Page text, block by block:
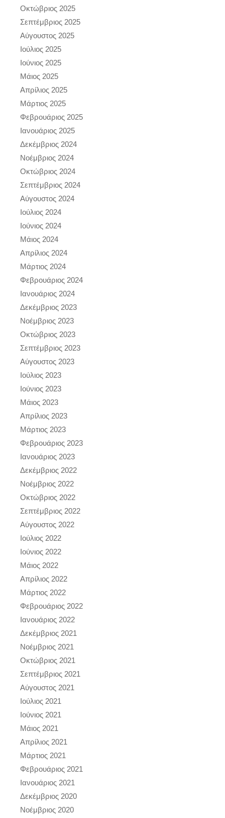
Οκτώβριος 2025
Σεπτέμβριος 2025
Αύγουστος 2025
Ιούλιος 2025
Ιούνιος 2025
Μάιος 2025
Απρίλιος 2025
Μάρτιος 2025
Φεβρουάριος 2025
Ιανουάριος 2025
Δεκέμβριος 2024
Νοέμβριος 2024
Οκτώβριος 2024
Σεπτέμβριος 2024
Αύγουστος 2024
Ιούλιος 2024
Ιούνιος 2024
Μάιος 2024
Απρίλιος 2024
Μάρτιος 2024
Φεβρουάριος 2024
Ιανουάριος 2024
Δεκέμβριος 2023
Νοέμβριος 2023
Οκτώβριος 2023
Σεπτέμβριος 2023
Αύγουστος 2023
Ιούλιος 2023
Ιούνιος 2023
Μάιος 2023
Απρίλιος 2023
Μάρτιος 2023
Φεβρουάριος 2023
Ιανουάριος 2023
Δεκέμβριος 2022
Νοέμβριος 2022
Οκτώβριος 2022
Σεπτέμβριος 2022
Αύγουστος 2022
Ιούλιος 2022
Ιούνιος 2022
Μάιος 2022
Απρίλιος 2022
Μάρτιος 2022
Φεβρουάριος 2022
Ιανουάριος 2022
Δεκέμβριος 2021
Νοέμβριος 2021
Οκτώβριος 2021
Σεπτέμβριος 2021
Αύγουστος 2021
Ιούλιος 2021
Ιούνιος 2021
Μάιος 2021
Απρίλιος 2021
Μάρτιος 2021
Φεβρουάριος 2021
Ιανουάριος 2021
Δεκέμβριος 2020
Νοέμβριος 2020